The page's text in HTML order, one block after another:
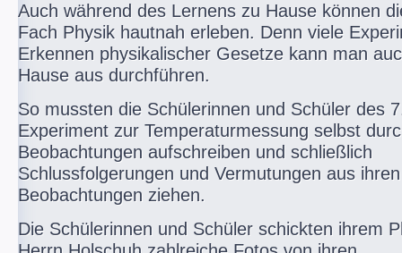
Auch während des Lernens zu Hause können
Fach Physik hautnah erleben. Denn viele
Erkennen physikalischer Gesetze kann man
Hause aus durchführen.
So mussten die Schülerinnen und Schüler des
Experiment zur Temperaturmessung selbst
Beobachtungen aufschreiben und schließlich
Schlussfolgerungen und Vermutungen aus ihren
Beobachtungen ziehen.
Die Schülerinnen und Schüler schickten ihrem